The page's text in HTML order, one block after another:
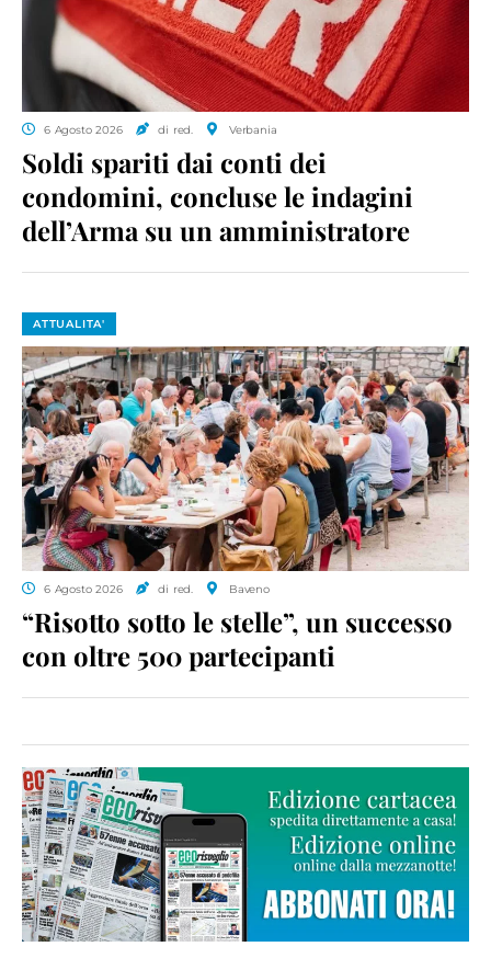
6 Agosto 2026 di red. Verbania
Soldi spariti dai conti dei
condomini, concluse le indagini
dell’Arma su un amministratore
ATTUALITA'
6 Agosto 2026 di red. Baveno
“Risotto sotto le stelle”, un successo
con oltre 500 partecipanti